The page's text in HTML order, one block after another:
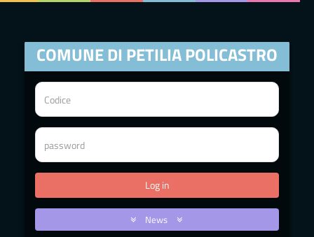
COMUNE DI PETILIA POLICASTRO
News